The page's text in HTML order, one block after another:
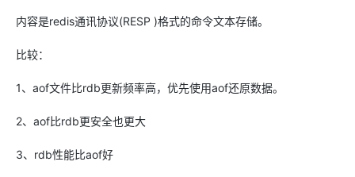
内容是redis通讯协议(RESP )格式的命令文本存储。
比较：
1、aof文件比rdb更新频率高，优先使用aof还原数据。
2、aof比rdb更安全也更大
3、rdb性能比aof好